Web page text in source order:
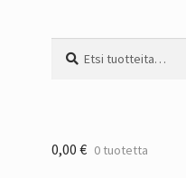
0,00 € 0 tuotetta